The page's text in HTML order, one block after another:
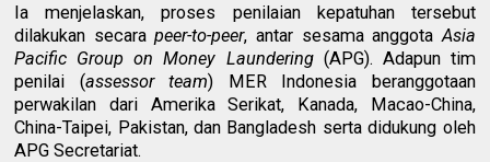
Ia menjelaskan, proses penilaian kepatuhan tersebut
dilakukan secarapeer-to-peer, antar sesama anggotaAsia
Pacific Group on Money Laundering(APG). Adapun tim
penilai (assessor team) MER Indonesia beranggotaan
perwakilan dari Amerika Serikat, Kanada, Macao-China,
China-Taipei, Pakistan, dan Bangladesh serta didukung oleh
APG Secretariat.